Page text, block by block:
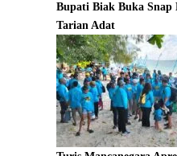
Bupati Biak Buka
Tarian Adat